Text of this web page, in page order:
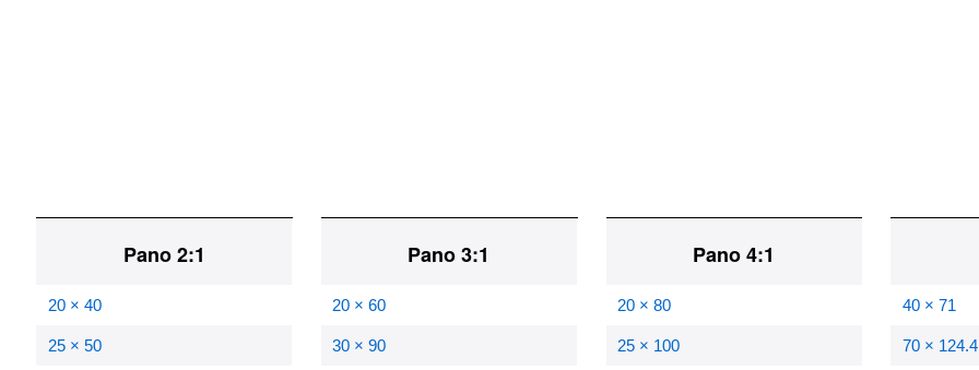
Pano 2:1
20 × 40
25 × 50
Pano 3:1
20 × 60
30 × 90
Pano 4:1
20 × 80
25 × 100
40 × 71
70 × 124.4